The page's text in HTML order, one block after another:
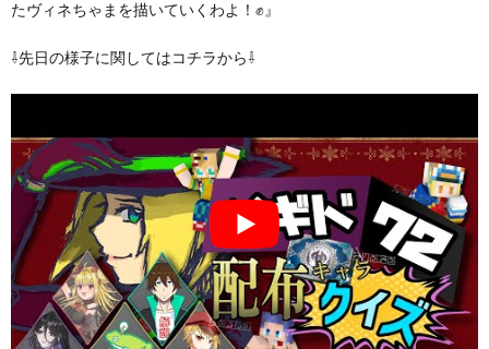
たヴィネちゃまを描いていくわよ！✊️』
⇩先日の様子に関してはコチラから⇩